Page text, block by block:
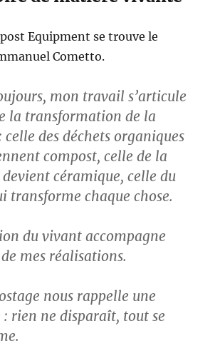
Equipment se trouve le
Cometto.
mon travail s’articule
la transformation de la
des déchets organiques
compost, celle de la
céramique, celle du
transforme chaque chose.
du vivant accompagne
mes réalisations.
nous rappelle une
: rien ne disparaît, tout se